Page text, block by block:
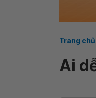
Trang chủ
Ai